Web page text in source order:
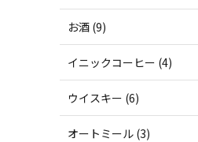
お酒 (9)
イニックコーヒー (4)
ウイスキー (6)
オートミール (3)